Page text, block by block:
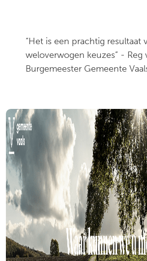
“Het is een prachtig resultaat
weloverwogen keuzes” - Reg
Burgemeester Gemeente